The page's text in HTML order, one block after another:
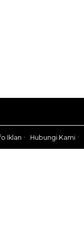
Iklan Hubungi Kami